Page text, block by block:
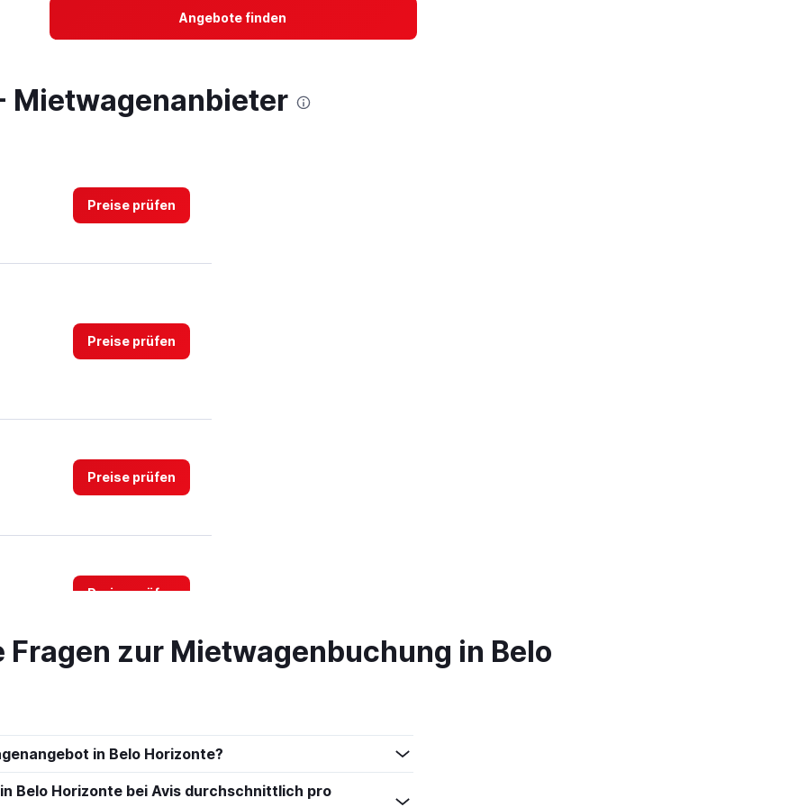
Angebote finden
Mietwagenanbieter
Preise prüfen
Preise prüfen
Preise prüfen
Preise prüfen
zur Mietwagenbuchung in Belo
in Belo Horizonte?
Belo Horizonte bei Avis durchschnittlich pro